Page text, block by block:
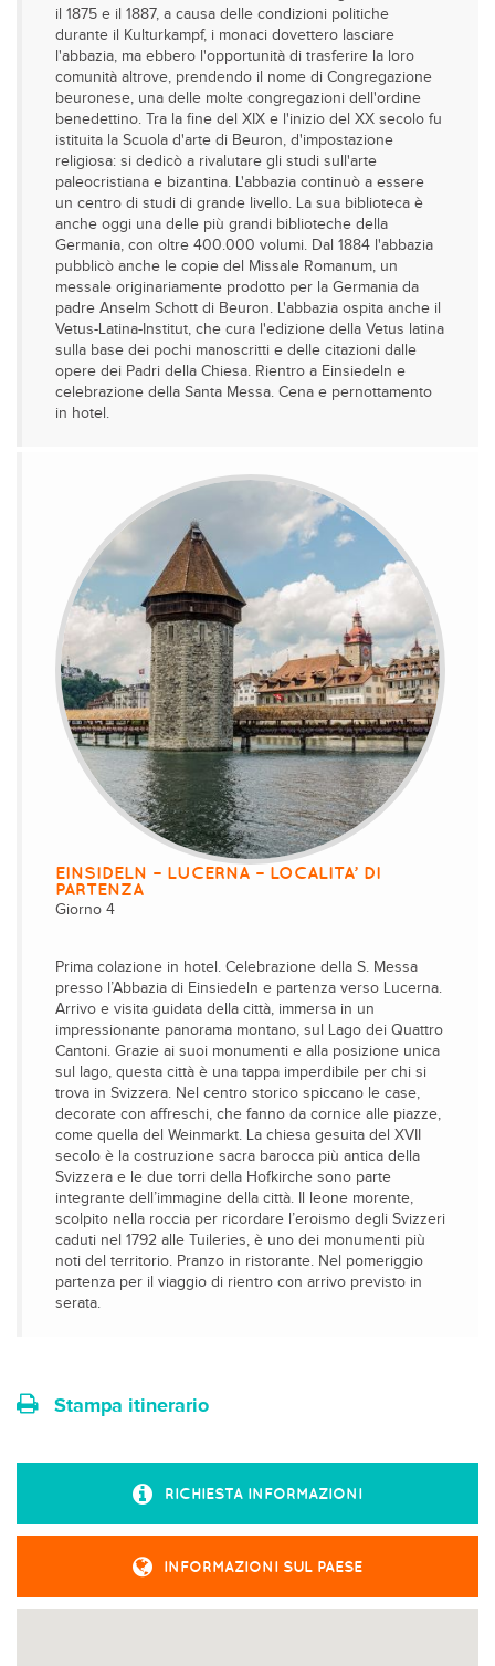
il 1875 e il 1887, a causa delle condizioni politiche
durante il Kulturkampf, i monaci dovettero lasciare
l'abbazia, ma ebbero l'opportunità di trasferire la loro
comunità altrove, prendendo il nome di Congregazione
beuronese, una delle molte congregazioni dell'ordine
benedettino. Tra la fine del XIX e l'inizio del XX secolo fu
istituita la Scuola d'arte di Beuron, d'impostazione
religiosa: si dedicò a rivalutare gli studi sull'arte
paleocristiana e bizantina. L'abbazia continuò a essere
un centro di studi di grande livello. La sua biblioteca è
anche oggi una delle più grandi biblioteche della
Germania, con oltre 400.000 volumi. Dal 1884 l'abbazia
pubblicò anche le copie del Missale Romanum, un
messale originariamente prodotto per la Germania da
padre Anselm Schott di Beuron. L'abbazia ospita anche il
Vetus-Latina-Institut, che cura l'edizione della Vetus latina
sulla base dei pochi manoscritti e delle citazioni dalle
opere dei Padri della Chiesa. Rientro a Einsiedeln e
celebrazione della Santa Messa. Cena e pernottamento
in hotel.
EINSIDELN – LUCERNA – LOCALITA’ DI
PARTENZA
Giorno 4
Prima colazione in hotel. Celebrazione della S. Messa
presso l’Abbazia di Einsiedeln e partenza verso Lucerna.
Arrivo e visita guidata della città, immersa in un
impressionante panorama montano, sul Lago dei Quattro
Cantoni. Grazie ai suoi monumenti e alla posizione unica
sul lago, questa città è una tappa imperdibile per chi si
trova in Svizzera. Nel centro storico spiccano le case,
decorate con affreschi, che fanno da cornice alle piazze,
come quella del Weinmarkt. La chiesa gesuita del XVII
secolo è la costruzione sacra barocca più antica della
Svizzera e le due torri della Hofkirche sono parte
integrante dell’immagine della città. Il leone morente,
scolpito nella roccia per ricordare l’eroismo degli Svizzeri
caduti nel 1792 alle Tuileries, è uno dei monumenti più
noti del territorio. Pranzo in ristorante. Nel pomeriggio
partenza per il viaggio di rientro con arrivo previsto in
serata.
Stampa itinerario
RICHIESTA INFORMAZIONI
INFORMAZIONI SUL PAESE